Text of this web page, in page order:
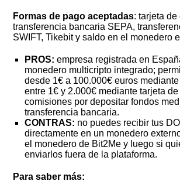
Formas de pago aceptadas: tarjeta de
transferencia bancaria SEPA,
SWIFT, Tikebit y saldo en el monedero
PROS:empresa registrada en
monedero multicripto integrado;
desde 1€ a 100.000€ euros
entre 1€ y 2.000€ mediante tarjeta
comisiones por depositar fondos
transferencia bancaria.
CONTRAS: no puedes recibir tus
directamente en un monedero
el monedero de Bit2Me y luego si
enviarlos fuera de la plataforma.
Para saber más: